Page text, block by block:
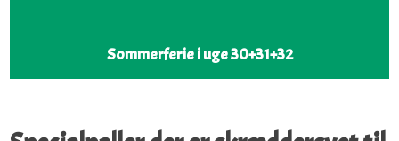
Sommerferie i uge 30+31+32